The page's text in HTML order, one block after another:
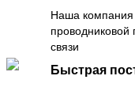
Наша компания
проводниковой
связи
Быстрая